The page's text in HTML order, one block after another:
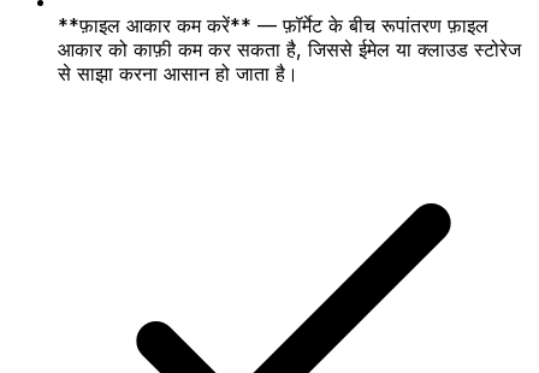
**फ़ाइल आकार कम करें** — फ़ॉर्मेट के बीच रूपांतरण फ़ाइल
आकार को काफ़ी कम कर सकता है, जिससे ईमेल या क्लाउड स्टोरेज
से साझा करना आसान हो जाता है।